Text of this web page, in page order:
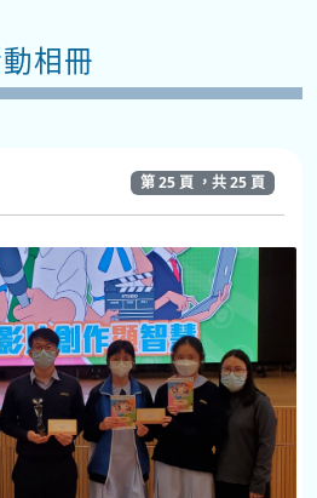
相冊
第 25 頁 ，共 25 頁